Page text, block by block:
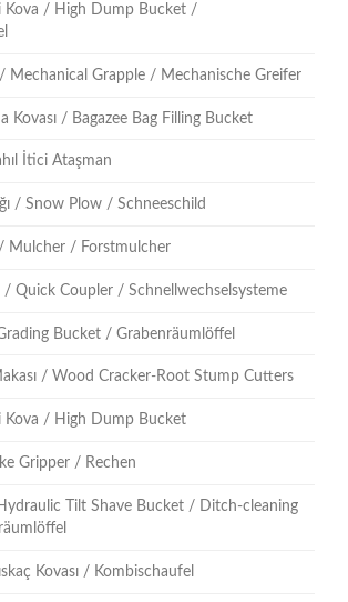
Kova / High Dump Bucket /
Mechanical Grapple / Mechanische Greifer
Kovası / Bagazee Bag Filling Bucket
İtici Ataşman
/ Snow Plow / Schneeschild
/ Mulcher / Forstmulcher
Quick Coupler / Schnellwechselsysteme
Grading Bucket / Grabenräumlöffel
/ Wood Cracker-Root Stump Cutters
Kova / High Dump Bucket
Gripper / Rechen
Tilt Shave Bucket / Ditch-cleaning
Kovası / Kombischaufel